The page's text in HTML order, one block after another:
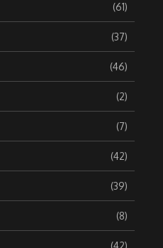
(61)
(37)
(46)
(2)
(7)
(42)
(39)
(8)